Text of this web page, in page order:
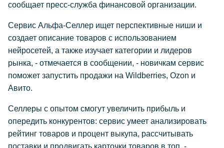
сообщает пресс-служба финансовой организации.
Сервис Альфа-Селлер ищет перспективные ниши и
создает описание товаров с использованием
нейросетей, а также изучает категории и лидеров
рынка, - отмечается в сообщении, - новичкам сервис
поможет запустить продажи на Wildberries, Ozon и
Авито.
Селлеры с опытом смогут увеличить прибыль и
опередить конкурентов: сервис умеет анализировать
рейтинг товаров и процент выкупа, рассчитывать
поставки и продвигать карточки товаров в топ, -